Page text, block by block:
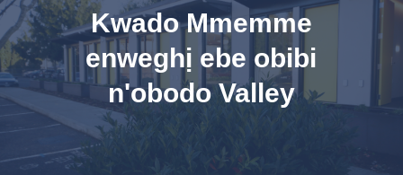
Kwado Mmemme
enweghị ebe obibi
n'obodo Valley